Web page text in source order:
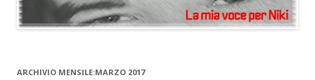
ARCHIVIO MENSILE:MARZO 2017